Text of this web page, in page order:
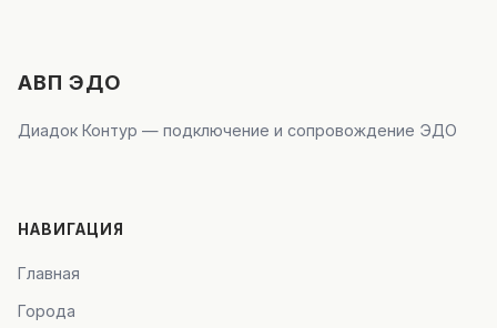
АВП ЭДО
Диадок Контур — подключение и сопровождение ЭДО
НАВИГАЦИЯ
Главная
Города